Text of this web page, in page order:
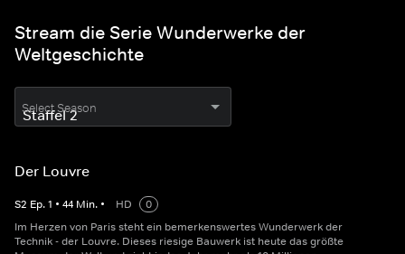
Stream die Serie Wunderwerke der
Weltgeschichte
Select Season
Der Louvre
S2 Ep.1 • 44 Min. • HD
0
Im Herzen von Paris steht ein bemerkenswertes Wunderwerk der
Technik - der Louvre. Dieses riesige Bauwerk ist heute das größte